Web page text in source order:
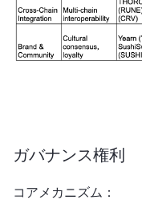
ガバナンス権利
コアメカニズム：